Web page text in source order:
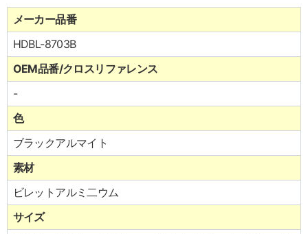
メーカー品番
HDBL-8703B
OEM品番/クロスリファレンス
-
色
ブラックアルマイト
素材
ビレットアルミ二ウム
サイズ